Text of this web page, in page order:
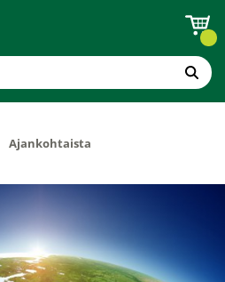
Hae
Ajankohtaista